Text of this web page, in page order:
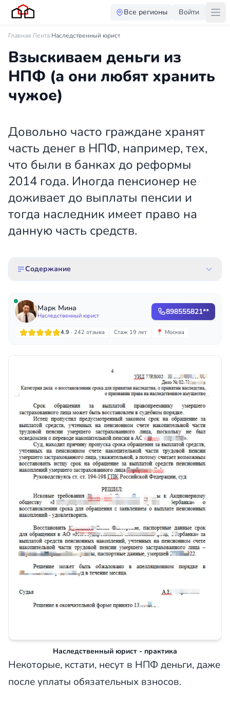
Все регионы Войти
Главная·Лента·Наследственный юрист
Взыскиваем деньги из
НПФ (а они любят хранить
чужое)
Довольно часто граждане хранят
часть денег в НПФ, например, тех,
что были в банках до реформы
2014 года. Иногда пенсионер не
доживает до выплаты пенсии и
тогда наследник имеет право на
данную часть средств.
Содержание
Марк Мина
Наследственный юрист 898555821**
4.9 · 242 отзыва Стаж 19 лет 📍 Москва
Наследственный юрист - практика
Некоторые, кстати, несут в НПФ деньги, даже
после уплаты обязательных взносов.